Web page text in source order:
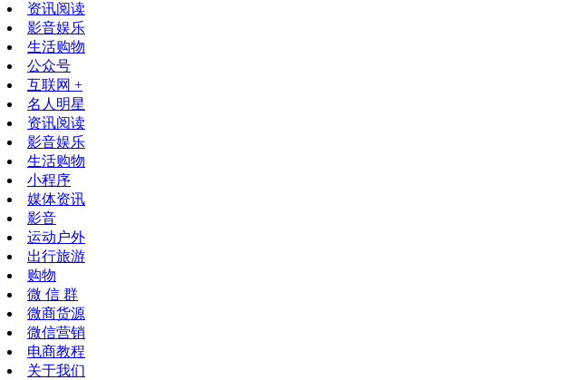
资讯阅读
影音娱乐
生活购物
公众号
互联网 +
名人明星
资讯阅读
影音娱乐
生活购物
小程序
媒体资讯
影音
运动户外
出行旅游
购物
微 信 群
微商货源
微信营销
电商教程
关于我们